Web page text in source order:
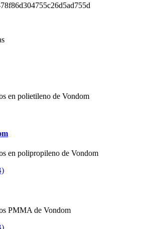
en polietileno de Vondom
en polipropileno de Vondom
PMMA de Vondom